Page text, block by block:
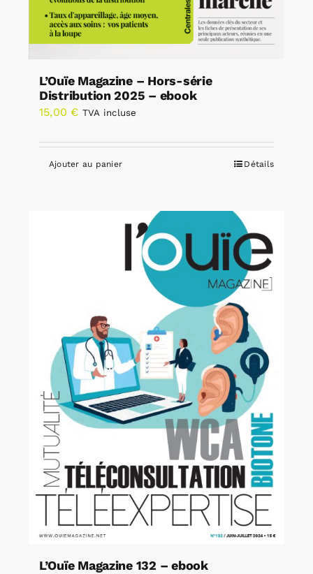
L’Ouïe Magazine – Hors-série
Distribution 2025 – ebook
15,00 € TVA incluse
Ajouter au panier Détails
L’Ouïe Magazine 132 – ebook